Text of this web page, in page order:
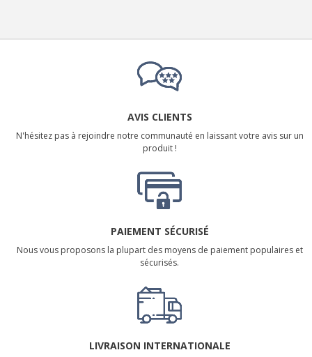
AVIS CLIENTS
N'hésitez pas à rejoindre notre communauté en laissant votre avis sur un
produit !
PAIEMENT SÉCURISÉ
Nous vous proposons la plupart des moyens de paiement populaires et
sécurisés.
LIVRAISON INTERNATIONALE